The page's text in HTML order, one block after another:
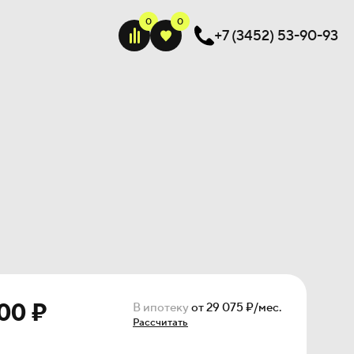
+7 (3452) 53-90-93
₽ В ипотекуот 29 075 ₽/мес.
Рассчитать